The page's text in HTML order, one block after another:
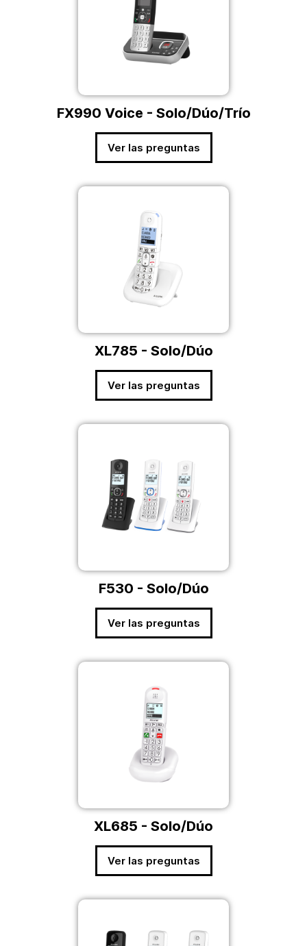
FX990 Voice - Solo/Dúo/Trío
Ver las preguntas
XL785 - Solo/Dúo
Ver las preguntas
F530 - Solo/Dúo
Ver las preguntas
XL685 - Solo/Dúo
Ver las preguntas